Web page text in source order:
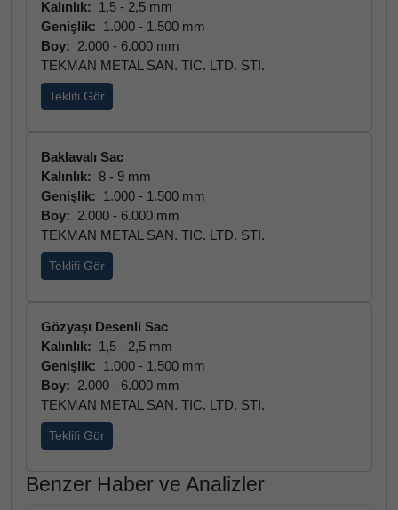
Kalınlık: 1,5 - 2,5 mm
Genişlik: 1.000 - 1.500 mm
Boy: 2.000 - 6.000 mm
TEKMAN METAL SAN. TIC. LTD. STI.
Teklifi Gör
Baklavalı Sac
Kalınlık: 8 - 9 mm
Genişlik: 1.000 - 1.500 mm
Boy: 2.000 - 6.000 mm
TEKMAN METAL SAN. TIC. LTD. STI.
Teklifi Gör
Gözyaşı Desenli Sac
Kalınlık: 1,5 - 2,5 mm
Genişlik: 1.000 - 1.500 mm
Boy: 2.000 - 6.000 mm
TEKMAN METAL SAN. TIC. LTD. STI.
Teklifi Gör
Benzer Haber ve Analizler